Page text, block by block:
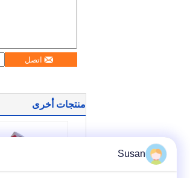
اتصل
منتجات أخرى
Susan